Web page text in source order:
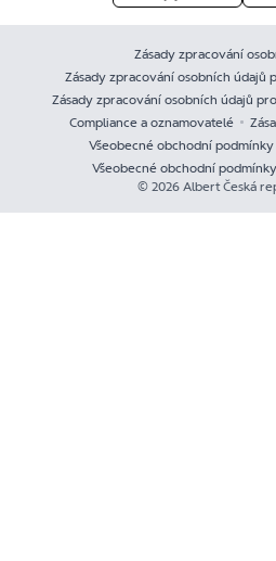
Zásady zpracování
Zásady zpracování osobních údajů
Zásady zpracování osobních údajů
Compliance a oznamovatelé
Všeobecné obchodní
Všeobecné obchodní
© 2026 Albert Česká